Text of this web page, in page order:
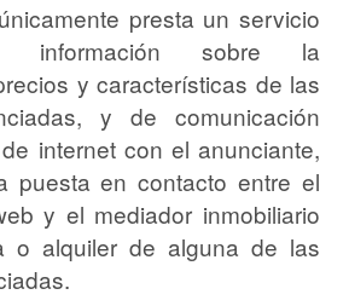
presta un servicio
información sobre la
y características de las
y de comunicación
internet con el anunciante,
puesta en contacto entre el
y el mediador inmobiliario
o alquiler de alguna de las